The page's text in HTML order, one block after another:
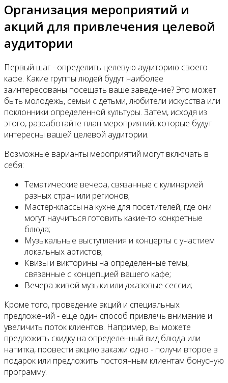
Организация мероприятий и
акций для привлечения целевой
аудитории
Первый шаг - определить целевую аудиторию своего
кафе. Какие группы людей будут наиболее
заинтересованы посещать ваше заведение? Это может
быть молодежь, семьи с детьми, любители искусства или
поклонники определенной культуры. Затем, исходя из
этого, разработайте план мероприятий, которые будут
интересны вашей целевой аудитории.
Возможные варианты мероприятий могут включать в
себя:
Тематические вечера, связанные с кулинарией
разных стран или регионов;
Мастер-классы на кухне для посетителей, где они
могут научиться готовить какие-то конкретные
блюда;
Музыкальные выступления и концерты с участием
локальных артистов;
Квизы и викторины на определенные темы,
связанные с концепцией вашего кафе;
Вечера живой музыки или джазовые сессии;
Кроме того, проведение акций и специальных
предложений - еще один способ привлечь внимание и
увеличить поток клиентов. Например, вы можете
предложить скидку на определенный вид блюда или
напитка, провести акцию закажи одно - получи второе в
подарок или предложить постоянным клиентам бонусную
программу.